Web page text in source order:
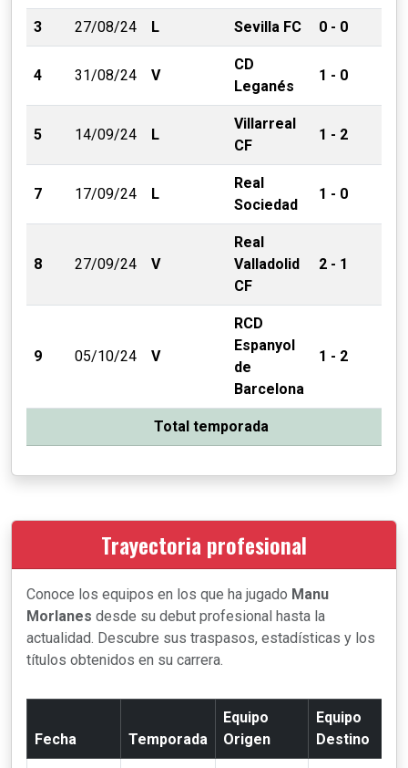
3 27/08/24 L Sevilla FC 0 - 0
4 31/08/24 V
CD
Leganés
1 - 0
5 14/09/24 L
Villarreal
CF
1 - 2
7 17/09/24 L
Real
Sociedad
1 - 0
8 27/09/24 V
Real
Valladolid
CF
2 - 1
9 05/10/24 V
RCD
Espanyol
de
Barcelona
1 - 2
Total temporada
Trayectoria profesional
Conoce los equipos en los que ha jugado Manu
Morlanes desde su debut profesional hasta la
actualidad. Descubre sus traspasos, estadísticas y los
títulos obtenidos en su carrera.
Fecha Temporada
Equipo
Origen
Equipo
Destino